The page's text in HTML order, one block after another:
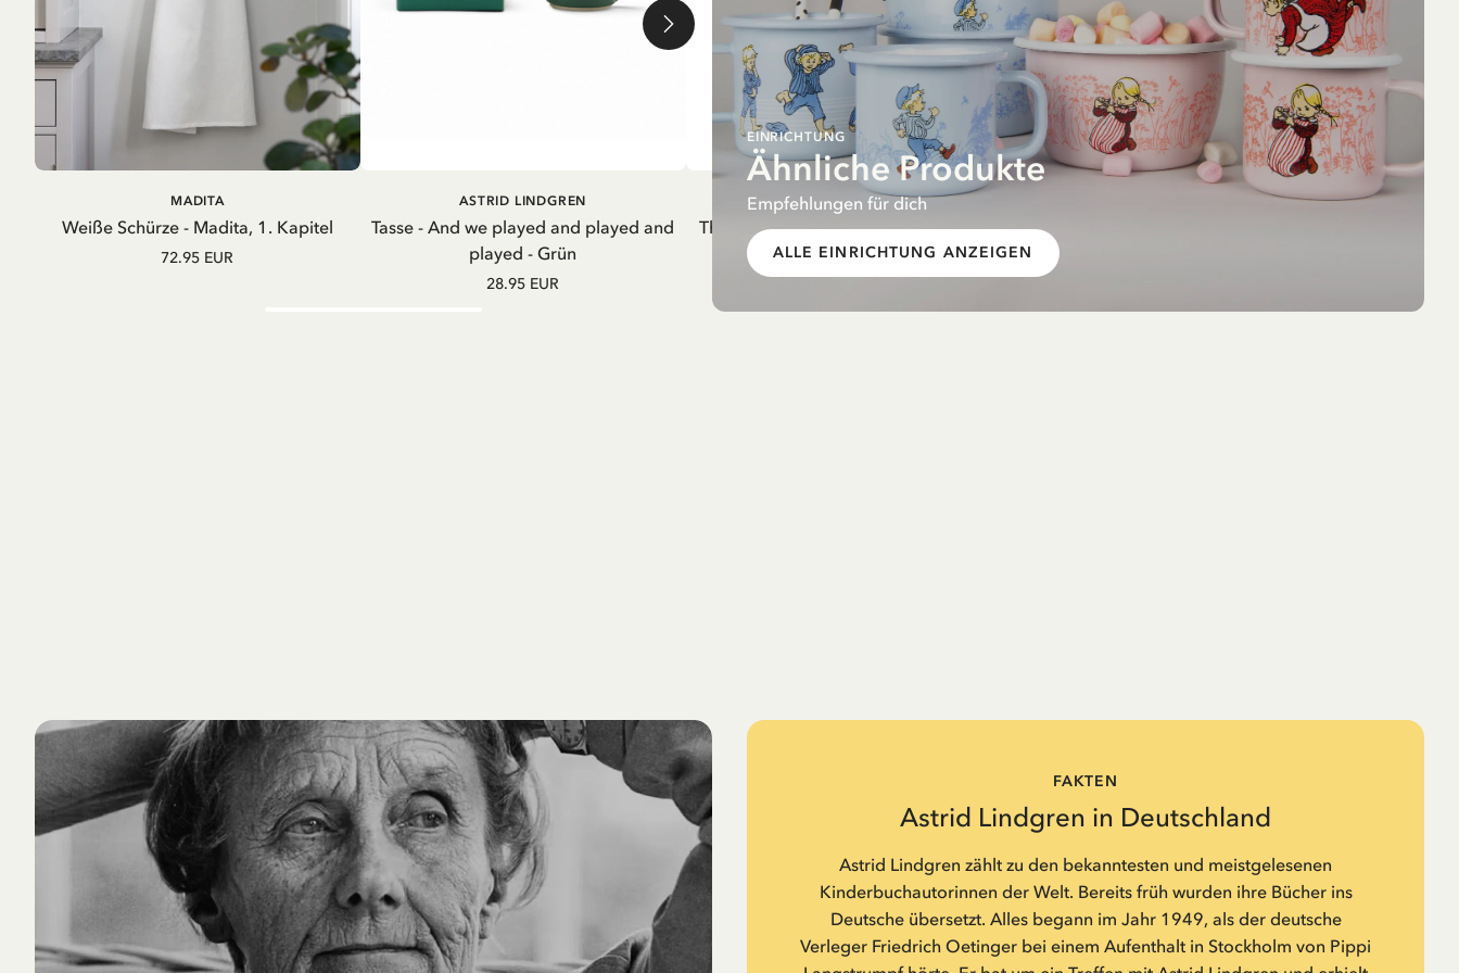
EINRICHTUNG
Ähnliche Produkte
Empfehlungen für dich
ALLE EINRICHTUNG ANZEIGEN
IN DEN WARENKORB
Weiße Schürze - Madita, 1. Kapitel
MADITA
72.95 EUR
IN DEN WARENKORB
Tasse - And we played and played and
played - Grün
ASTRID LINDGREN
28.95 EUR
IN DEN WARENKORB
Thermosflasche Pippi Langstrumpf im
Nachthemd Lila – 550 ml
PIPPI LANGSTRUMPF
FAKTEN
Astrid Lindgren in Deutschland
Astrid Lindgren zählt zu den bekanntesten und meistgelesenen
Kinderbuchautorinnen der Welt. Bereits früh wurden ihre Bücher ins
Deutsche übersetzt. Alles begann im Jahr 1949, als der deutsche
Verleger Friedrich Oetinger bei einem Aufenthalt in Stockholm von Pippi